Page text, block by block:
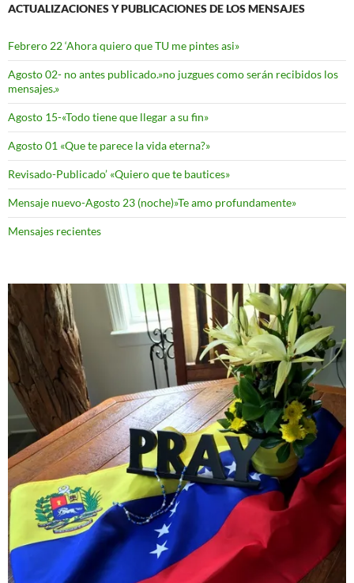
ACTUALIZACIONES Y PUBLICACIONES DE LOS MENSAJES
Febrero 22 ‘Ahora quiero que TU me pintes asi»
Agosto 02- no antes publicado.»no juzgues como serán recibidos los
mensajes.»
Agosto 15-«Todo tiene que llegar a su fin»
Agosto 01 «Que te parece la vida eterna?»
Revisado-Publicado’ «Quiero que te bautices»
Mensaje nuevo-Agosto 23 (noche)»Te amo profundamente»
Mensajes recientes